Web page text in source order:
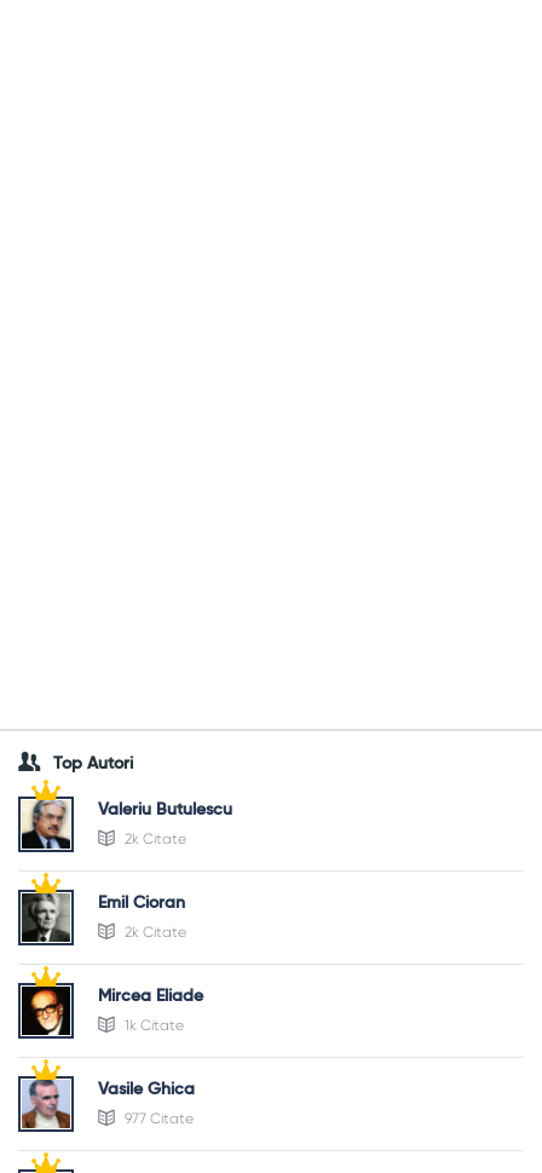
Top Autori
Valeriu Butulescu
2k Citate
Emil Cioran
2k Citate
Mircea Eliade
1k Citate
Vasile Ghica
977 Citate